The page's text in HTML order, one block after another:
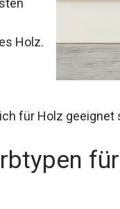
Holz.
für Holz geeignet